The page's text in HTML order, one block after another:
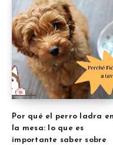
Por qué el perro ladra en
la mesa: lo que es
importante saber sobre